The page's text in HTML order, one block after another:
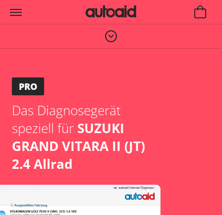
PRO
Das Diagnosegerät
speziell für SUZUKI
GRAND VITARA II (JT)
2.4 Allrad